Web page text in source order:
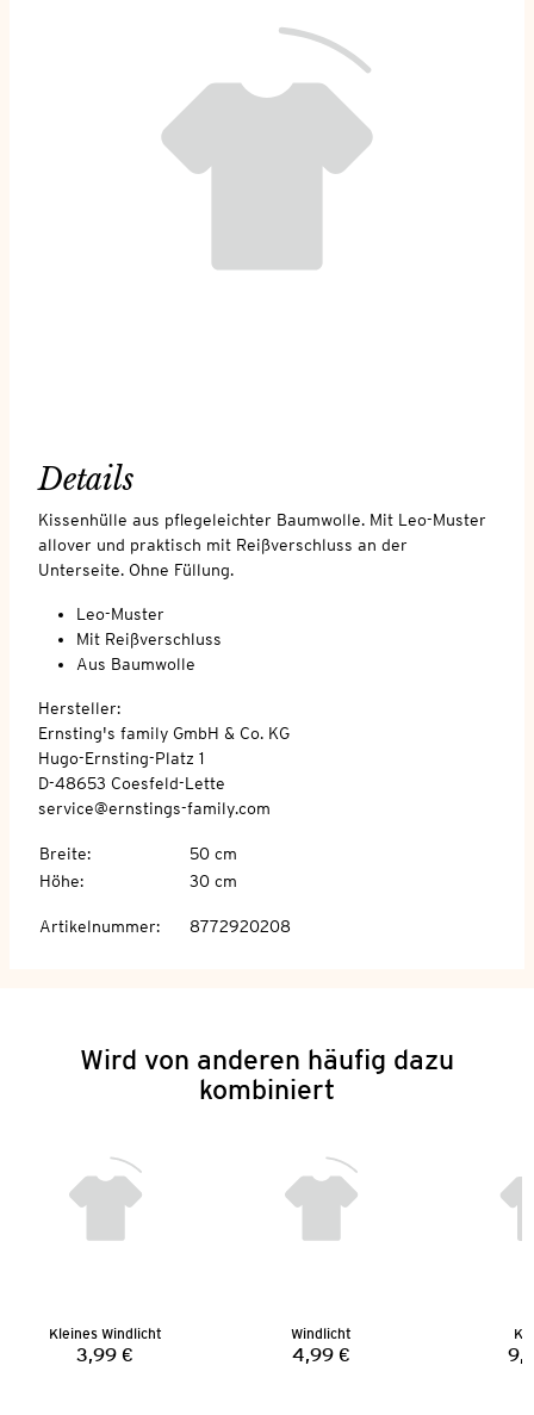
Details
Kissenhülle aus pflegeleichter Baumwolle. Mit Leo-Muster
allover und praktisch mit Reißverschluss an der
Unterseite. Ohne Füllung.
Leo-Muster
Mit Reißverschluss
Aus Baumwolle
Hersteller:
Ernsting's family GmbH & Co. KG
Hugo-Ernsting-Platz 1
D-48653 Coesfeld-Lette
service@ernstings-family.com
Breite:
50 cm
Höhe: 30 cm
Artikelnummer: 8772920208
Wird von anderen häufig dazu
kombiniert
Kleines Windlicht
Preis:
3,99 €
Windlicht
Preis:
4,99 €